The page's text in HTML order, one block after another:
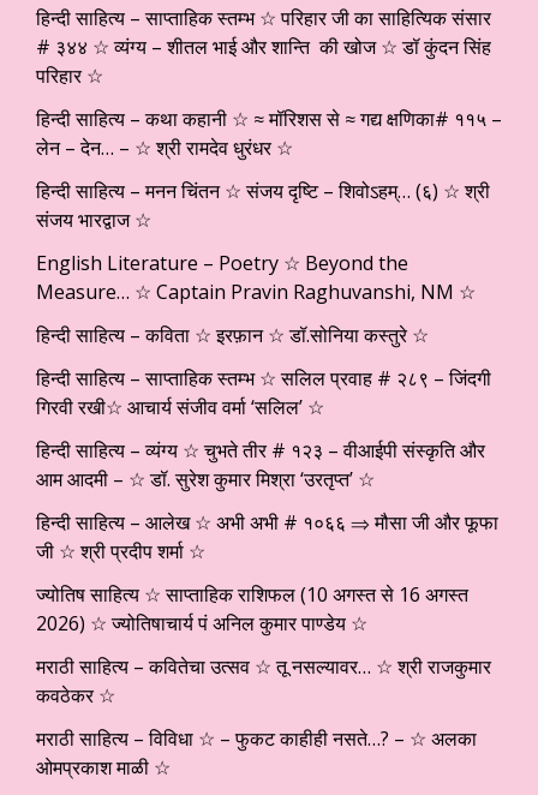
हिन्दी साहित्य – साप्ताहिक स्तम्भ ☆ परिहार जी का साहित्यिक संसार
# ३४४ ☆ व्यंग्य – शीतल भाई और शान्ति की खोज ☆ डॉ कुंदन सिंह
परिहार ☆
हिन्दी साहित्य – कथा कहानी ☆ ≈ मॉरिशस से ≈ गद्य क्षणिका# ११५ –
लेन – देन… – ☆ श्री रामदेव धुरंधर ☆
हिन्दी साहित्य – मनन चिंतन ☆ संजय दृष्टि – शिवोऽहम्… (६) ☆ श्री
संजय भारद्वाज ☆
English Literature – Poetry ☆ Beyond the
Measure… ☆ Captain Pravin Raghuvanshi, NM ☆
हिन्दी साहित्य – कविता ☆ इरफ़ान ☆ डॉ.सोनिया कस्तुरे ☆
हिन्दी साहित्य – साप्ताहिक स्तम्भ ☆ सलिल प्रवाह # २८९ – जिंदगी
गिरवी रखी☆ आचार्य संजीव वर्मा ‘सलिल’ ☆
हिन्दी साहित्य – व्यंग्य ☆ चुभते तीर # १२३ – वीआईपी संस्कृति और
आम आदमी – ☆ डॉ. सुरेश कुमार मिश्रा ‘उरतृप्त’ ☆
हिन्दी साहित्य – आलेख ☆ अभी अभी # १०६६ ⇒ मौसा जी और फूफा
जी ☆ श्री प्रदीप शर्मा ☆
ज्योतिष साहित्य ☆ साप्ताहिक राशिफल (10 अगस्त से 16 अगस्त
2026) ☆ ज्योतिषाचार्य पं अनिल कुमार पाण्डेय ☆
मराठी साहित्य – कवितेचा उत्सव ☆ तू नसल्यावर… ☆ श्री राजकुमार
कवठेकर ☆
मराठी साहित्य – विविधा ☆ – फुकट काहीही नसते…? – ☆ अलका
ओमप्रकाश माळी ☆